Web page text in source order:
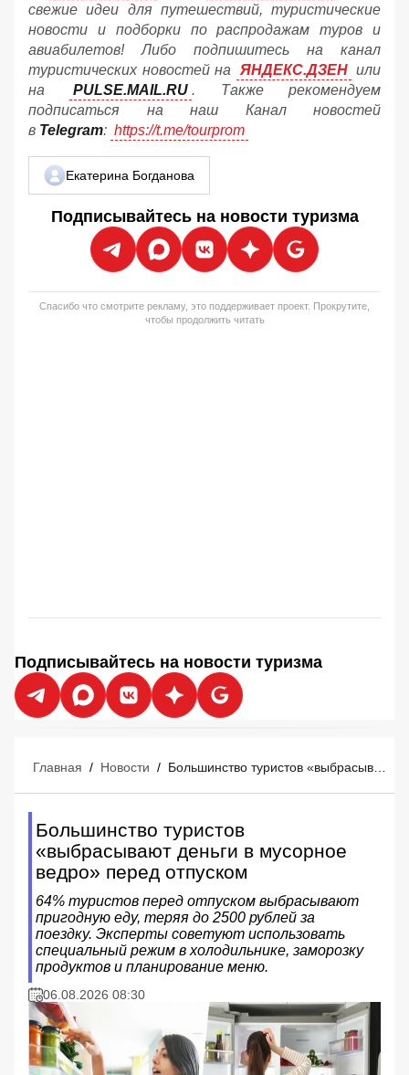
свежие идеи для путешествий, туристические
новости и подборки по распродажам туров и
авиабилетов! Либо подпишитесь на канал
туристических новостей на
ЯНДЕКС.ДЗЕН или
на
PULSE.MAIL.RU . Также рекомендуем
подписаться на наш Канал новостей
в Telegram: https://t.me/tourprom
Екатерина Богданова
Подписывайтесь на новости туризма
Спасибо что смотрите рекламу, это поддерживает проект. Прокрутите,
чтобы продолжить читать
Подписывайтесь на новости туризма
Главная / Новости /
Большинство туристов
«выбрасывают деньги в мусорное
ведро» перед отпуском
64% туристов перед отпуском выбрасывают
пригодную еду, теряя до 2500 рублей за
поездку. Эксперты советуют использовать
специальный режим в холодильнике, заморозку
продуктов и планирование меню.
06.08.2026 08:30